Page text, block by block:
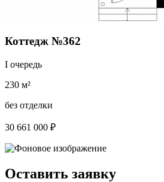
Коттедж №362
I очередь
230 м²
без отделки
30 661 000 ₽
Оставить заявку